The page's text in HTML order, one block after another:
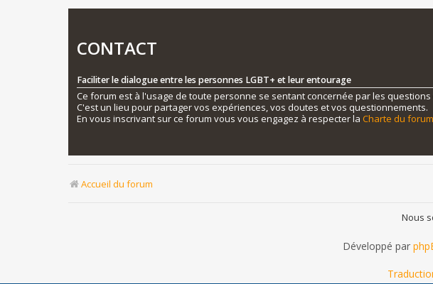
CONTACT
Faciliter le dialogue entre les personnes LGBT+ et leur entourage
Ce forum est à l'usage de toute personne se sentant concernée par les
C'est un lieu pour partager vos expériences, vos doutes et vos questionnements.
En vous inscrivant sur ce forum vous vous engagez à respecter la Charte du forum
Accueil du forum
Nous
Développé par